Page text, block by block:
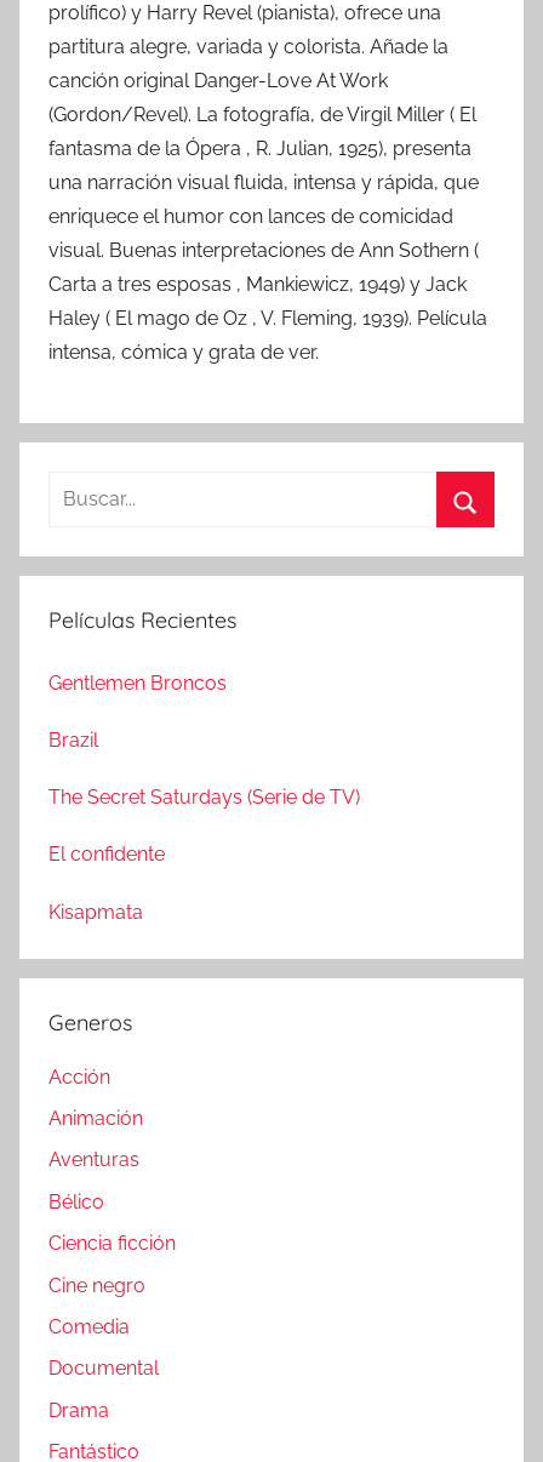
prolífico) y Harry Revel (pianista), ofrece una
partitura alegre, variada y colorista. Añade la
canción original Danger-Love At Work
(Gordon/Revel). La fotografía, de Virgil Miller ( El
fantasma de la Ópera , R. Julian, 1925), presenta
una narración visual fluida, intensa y rápida, que
enriquece el humor con lances de comicidad
visual. Buenas interpretaciones de Ann Sothern (
Carta a tres esposas , Mankiewicz, 1949) y Jack
Haley ( El mago de Oz , V. Fleming, 1939). Película
intensa, cómica y grata de ver.
s
a
:
u
Películas Recientes
Gentlemen Broncos
Brazil
The Secret Saturdays (Serie de TV)
El confidente
Kisapmata
Generos
Acción
Animación
Aventuras
Bélico
Ciencia ficción
Cine negro
Comedia
Documental
Drama
Fantástico